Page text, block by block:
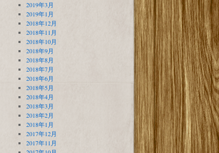
2019年3月
2019年1月
2018年12月
2018年11月
2018年10月
2018年9月
2018年8月
2018年7月
2018年6月
2018年5月
2018年4月
2018年3月
2018年2月
2018年1月
2017年12月
2017年11月